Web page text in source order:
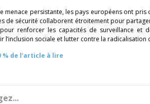
menace persistante, les pays européens ont
de sécurité collaborent étroitement pour
renforcer les capacités de surveillance
l’inclusion sociale et lutter contre la radicalisation
% de l'article à lire